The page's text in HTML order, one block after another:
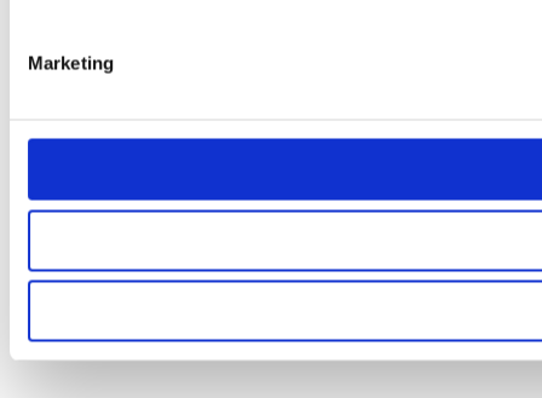
Marketing